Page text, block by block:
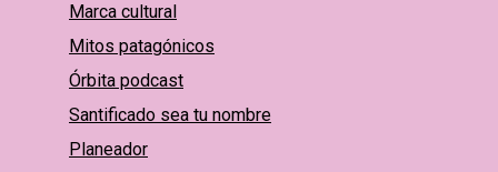
Marca cultural
Mitos patagónicos
Órbita podcast
Santificado sea tu nombre
Planeador